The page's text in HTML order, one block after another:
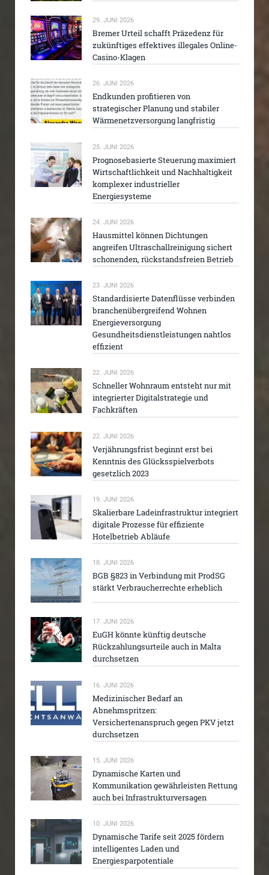
29. JUNI 2026
Bremer Urteil schafft Präzedenz für
zukünftiges effektives illegales Online-
Casino-Klagen
26. JUNI 2026
Endkunden profitieren von
strategischer Planung und stabiler
Wärmenetzversorgung langfristig
25. JUNI 2026
Prognosebasierte Steuerung maximiert
Wirtschaftlichkeit und Nachhaltigkeit
komplexer industrieller
Energiesysteme
24. JUNI 2026
Hausmittel können Dichtungen
angreifen Ultraschallreinigung sichert
schonenden, rückstandsfreien Betrieb
23. JUNI 2026
Standardisierte Datenflüsse verbinden
branchenübergreifend Wohnen
Energieversorgung
Gesundheitsdienstleistungen nahtlos
effizient
22. JUNI 2026
Schneller Wohnraum entsteht nur mit
integrierter Digitalstrategie und
Fachkräften
22. JUNI 2026
Verjährungsfrist beginnt erst bei
Kenntnis des Glücksspielverbots
gesetzlich 2023
19. JUNI 2026
Skalierbare Ladeinfrastruktur integriert
digitale Prozesse für effiziente
Hotelbetrieb Abläufe
18. JUNI 2026
BGB §823 in Verbindung mit ProdSG
stärkt Verbraucherrechte erheblich
17. JUNI 2026
EuGH könnte künftig deutsche
Rückzahlungsurteile auch in Malta
durchsetzen
16. JUNI 2026
Medizinischer Bedarf an
Abnehmspritzen:
Versichertenanspruch gegen PKV jetzt
durchsetzen
15. JUNI 2026
Dynamische Karten und
Kommunikation gewährleisten Rettung
auch bei Infrastrukturversagen
10. JUNI 2026
Dynamische Tarife seit 2025 fördern
intelligentes Laden und
Energiesparpotentiale